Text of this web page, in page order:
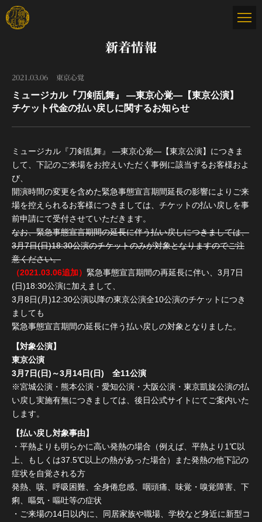
新着情報
2021.03.06 東京心覚
ミュージカル『刀剣乱舞』 ―東京心覚―【東京公演】
チケット代金の払い戻しに関するお知らせ
ミュージカル『刀剣乱舞』 ―東京心覚―【東京公演】につきま
して、下記のご来場をお控えいただく事例に該当するお客様およ
び、
開演時間の変更を含めた緊急事態宣言期間延長の影響によりご来
場を控えられるお客様につきましては、チケットの払い戻しを事
前申請にて受付させていただきます。
なお、緊急事態宣言期間の延長に伴う払い戻しにつきましては、
3月7日(日)18:30公演のチケットのみが対象となりますのでご注
意ください。
（2021.03.06追加） 緊急事態宣言期間の再延長に伴い、3月7日
(日)18:30公演に加えまして、
3月8日(月)12:30公演以降の東京公演全10公演のチケットにつき
ましても
緊急事態宣言期間の延長に伴う払い戻しの対象となりました。
【対象公演】
東京公演
3月7日(日)～3月14日(日) 全11公演
※宮城公演・熊本公演・愛知公演・大阪公演・東京凱旋公演の払
い戻し実施有無につきましては、後日公式サイトにてご案内いた
します。
【払い戻し対象事由】
・平熱よりも明らかに高い発熱の場合（例えば、平熱より1℃以
上、もしくは37.5℃以上の熱があった場合）また発熱の他下記の
症状を自覚される方
発熱、咳、呼吸困難、全身倦怠感、咽頭痛、味覚・嗅覚障害、下
痢、嘔気・嘔吐等の症状
・ご来場の14日以内に、同居家族や職場、学校など身近に新型コ